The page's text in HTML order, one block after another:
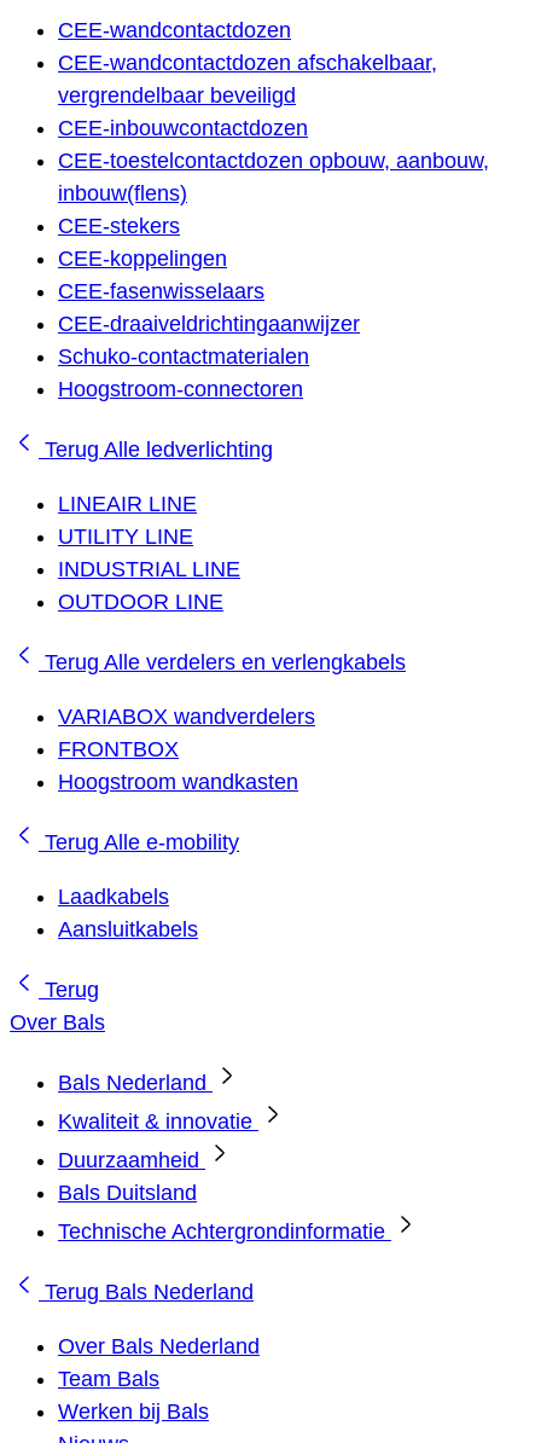
CEE-wandcontactdozen
CEE-wandcontactdozen afschakelbaar,
vergrendelbaar beveiligd
CEE-inbouwcontactdozen
CEE-toestelcontactdozen opbouw, aanbouw,
inbouw(flens)
CEE-stekers
CEE-koppelingen
CEE-fasenwisselaars
CEE-draaiveldrichtingaanwijzer
Schuko-contactmaterialen
Hoogstroom-connectoren
Terug Alle ledverlichting
LINEAIR LINE
UTILITY LINE
INDUSTRIAL LINE
OUTDOOR LINE
Terug Alle verdelers en verlengkabels
VARIABOX wandverdelers
FRONTBOX
Hoogstroom wandkasten
Terug Alle e-mobility
Laadkabels
Aansluitkabels
Terug
Over Bals
Bals Nederland
Kwaliteit & innovatie
Duurzaamheid
Bals Duitsland
Technische Achtergrondinformatie
Terug Bals Nederland
Over Bals Nederland
Team Bals
Werken bij Bals